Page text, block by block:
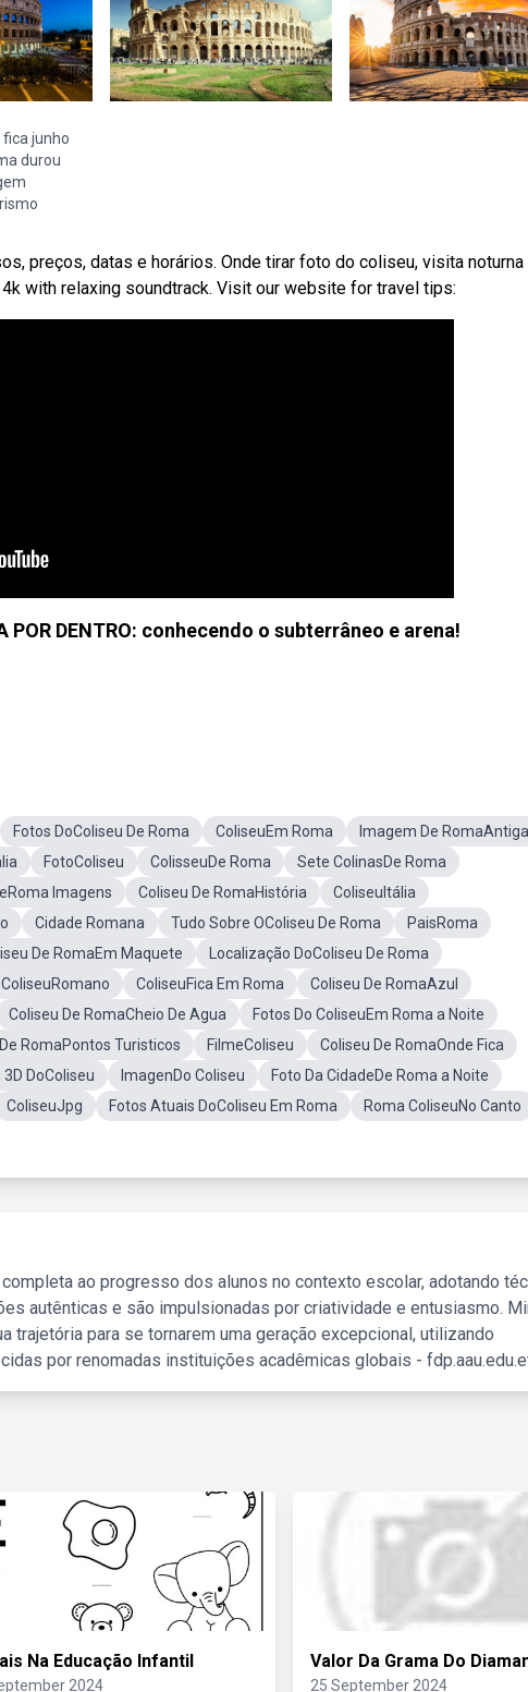
junho
durou
preços, datas e horários. Onde tirar foto do coliseu, visita noturna
with relaxing soundtrack. Visit our website for travel tips:
POR DENTRO: conhecendo o subterrâneo e arena!
Fotos DoColiseu De Roma ColiseuEm Roma
Imagem De RomaAntiga
FotoColiseu ColisseuDe Roma
Sete ColinasDe Roma
Imagens Coliseu De RomaHistória
ColiseuItália
Cidade Romana Tudo Sobre OColiseu De Roma
PaisRoma
De RomaEm Maquete
Localização DoColiseu De Roma
ColiseuRomano ColiseuFica Em Roma
Coliseu De RomaAzul
Coliseu De RomaCheio De Agua
Fotos Do ColiseuEm Roma a Noite
RomaPontos Turisticos FilmeColiseu
Coliseu De RomaOnde Fica
DoColiseu ImagenDo Coliseu
Foto Da CidadeDe Roma a Noite
ColiseuJpg Fotos Atuais DoColiseu Em Roma
Roma ColiseuNo Canto
ao progresso dos alunos no contexto escolar, adotando
autênticas e são impulsionadas por criatividade e entusiasmo.
trajetória para se tornarem uma geração excepcional, utilizando
por renomadas instituições acadêmicas globais -
Na Educação Infantil
2024
Valor Da Grama Do
25 September 2024